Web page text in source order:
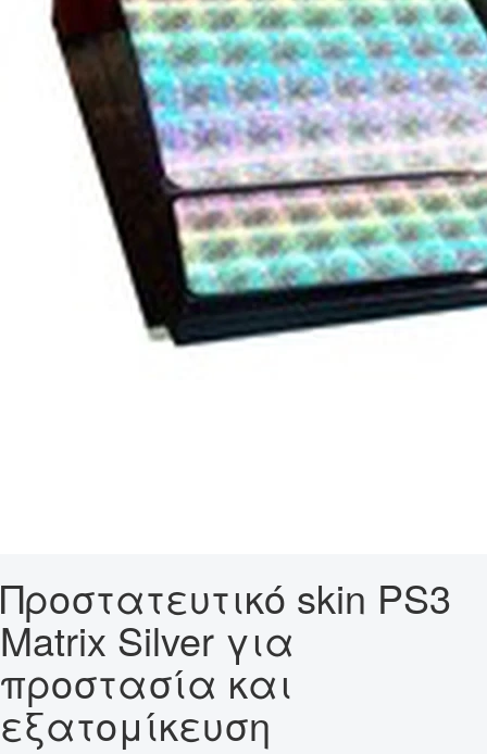
Προστατευτικό skin PS3
Matrix Silver για
προστασία και
εξατομίκευση